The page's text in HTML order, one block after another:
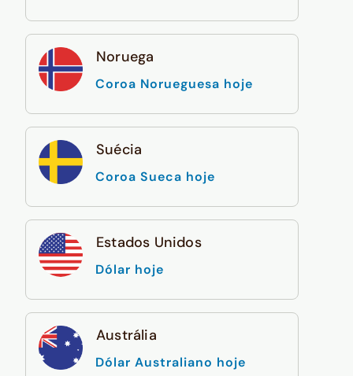
Noruega
Coroa Norueguesa hoje
Suécia
Coroa Sueca hoje
Estados Unidos
Dólar hoje
Austrália
Dólar Australiano hoje